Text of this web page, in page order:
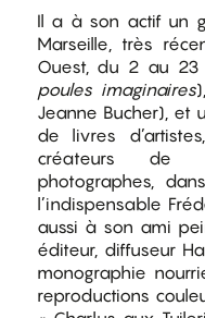
Il a à son actif un
Marseille, très
Ouest, du 2 au
poules imaginaires
Jeanne Bucher), et
de livres
créateurs de
photographes,
l’indispensable
aussi à son ami
éditeur, diffuseur
monographie
reproductions